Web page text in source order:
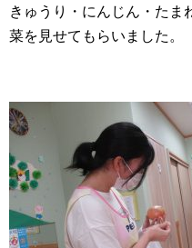
きゅうり・にんじん・たま
菜を見せてもらいました。